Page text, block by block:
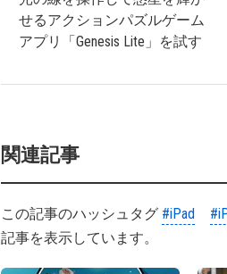
せるアクションパズルゲーム
アプリ「Genesis Lite」を試す
関連記事
この記事のハッシュタグ #iPad
記事を表示しています。